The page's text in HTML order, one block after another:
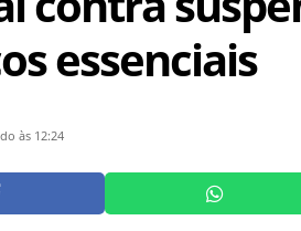
essenciais
às 12:24